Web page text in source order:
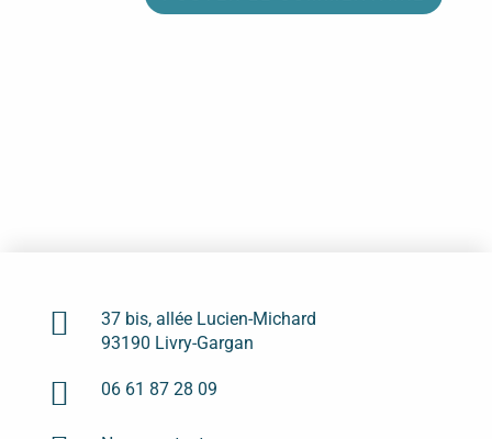

37 bis, allée Lucien-Michard
93190 Livry-Gargan
 06 61 87 28 09